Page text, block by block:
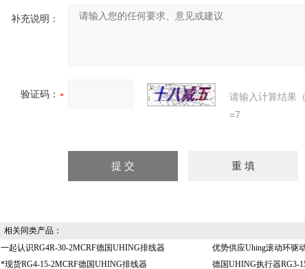
补充说明：
验证码：
请输入计算结果
=7
相关同类产品：
一起认识RG4R-30-2MCRF德国UHING排线器
优势供应Uhing滚动环驱
*现货RG4-15-2MCRF德国UHING排线器
德国UHING执行器RG3-